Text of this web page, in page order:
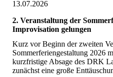
13.07.2026
2. Veranstaltung der
Improvisation gelungen
Kurz vor Beginn der zweiten
Sommerferiengestaltung 2026
kurzfristige Absage des DRK
zunächst eine große